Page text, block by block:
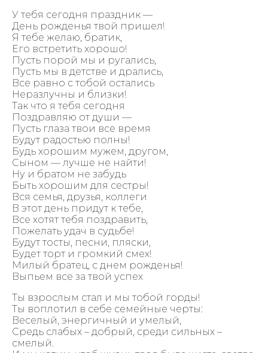
У тебя сегодня праздник —
День рожденья твой пришел!
Я тебе желаю, братик,
Его встретить хорошо!
Пусть порой мы и ругались,
Пусть мы в детстве и дрались,
Все равно с тобой остались
Неразлучны и близки!
Так что я тебя сегодня
Поздравляю от души —
Пусть глаза твои все время
Будут радостью полны!
Будь хорошим мужем, другом,
Сыном — лучше не найти!
Ну и братом не забудь
Быть хорошим для сестры!
Вся семья, друзья, коллеги
В этот день придут к тебе,
Все хотят тебя поздравить,
Пожелать удач в судьбе!
Будут тосты, песни, пляски,
Будет торт и громкий смех!
Милый братец, с днем рожденья!
Выпьем все за твой успех
Ты взрослым стал и мы тобой горды!
Ты воплотил в себе семейные черты:
Веселый, энергичный и умелый,
Средь слабых – добрый, среди сильных –
смелый.